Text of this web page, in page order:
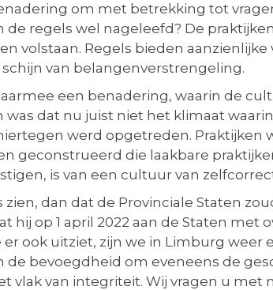
om met betrekking tot
de regels wel nageleefd? De
volstaan. Regels bieden
van belangenverstrengeling.
een benadering, waarin de
was dat nu juist niet het klimaat
werd opgetreden.
geconstrueerd die laakbare
is van een cultuur van
dan dat de Provinciale Staten
hij op 1 april 2022 aan de Staten
ook uitziet, zijn we in Limburg
de bevoegdheid om eveneens de
vlak van integriteit. Wij vragen u